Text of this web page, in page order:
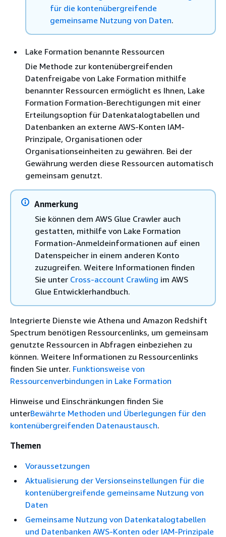
für die kontenübergreifende
gemeinsame Nutzung von Daten.
Lake Formation benannte Ressourcen
Die Methode zur kontenübergreifenden
Datenfreigabe von Lake Formation mithilfe
benannter Ressourcen ermöglicht es Ihnen, Lake
Formation Formation-Berechtigungen mit einer
Erteilungsoption für Datenkatalogtabellen und
Datenbanken an externe AWS-Konten IAM-
Prinzipale, Organisationen oder
Organisationseinheiten zu gewähren. Bei der
Gewährung werden diese Ressourcen automatisch
gemeinsam genutzt.
Anmerkung
Sie können dem AWS Glue Crawler auch
gestatten, mithilfe von Lake Formation
Formation-Anmeldeinformationen auf einen
Datenspeicher in einem anderen Konto
zuzugreifen. Weitere Informationen finden
Sie unter Cross-account Crawling im AWS
Glue Entwicklerhandbuch.
Integrierte Dienste wie Athena und Amazon Redshift
Spectrum benötigen Ressourcenlinks, um gemeinsam
genutzte Ressourcen in Abfragen einbeziehen zu
können. Weitere Informationen zu Ressourcenlinks
finden Sie unter. Funktionsweise von
Ressourcenverbindungen in Lake Formation
Hinweise und Einschränkungen finden Sie
unterBewährte Methoden und Überlegungen für den
kontenübergreifenden Datenaustausch.
Themen
Voraussetzungen
Aktualisierung der Versionseinstellungen für die
kontenübergreifende gemeinsame Nutzung von
Daten
Gemeinsame Nutzung von Datenkatalogtabellen
und Datenbanken AWS-Konten oder IAM-Prinzipale